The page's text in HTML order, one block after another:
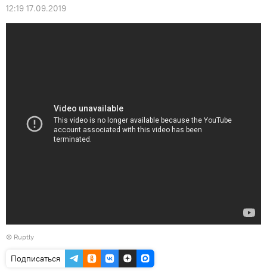
12:19 17.09.2019
© Ruptly
Подписаться